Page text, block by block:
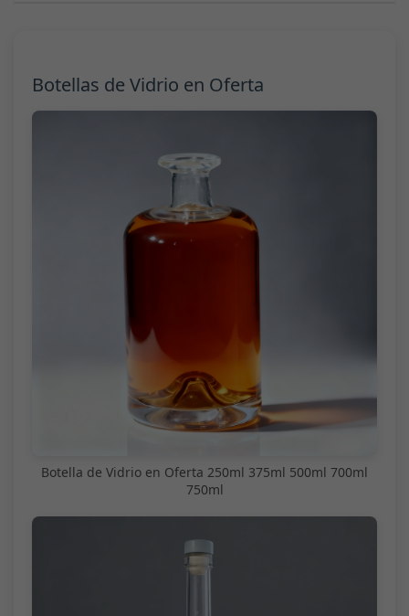
Botellas de Vidrio en Oferta
Botella de Vidrio en Oferta 250ml 375ml 500ml 700ml
750ml